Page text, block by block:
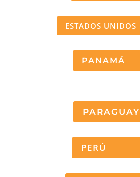
ESTADOS UNIDOS
PANAMÁ
PARAGUAY
PERÚ